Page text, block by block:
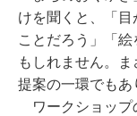
けを聞くと、「目
ことだろう」「
もしれません。
提案の一環でもあ
ワークショップ